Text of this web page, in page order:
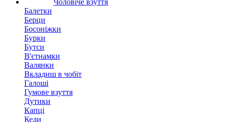
Чоловіче взуття
Балетки
Берци
Босоніжки
Бурки
Бутси
В'єтнамки
Валянки
Вкладиш в чобіт
Галоші
Гумове взуття
Дутики
Капці
Кеди